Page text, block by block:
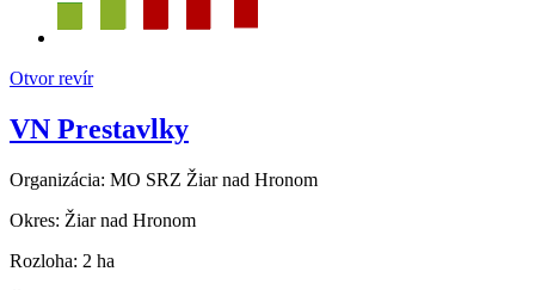
Otvor revír
VN Prestavlky
Organizácia: MO SRZ Žiar nad Hronom
Okres: Žiar nad Hronom
Rozloha: 2 ha